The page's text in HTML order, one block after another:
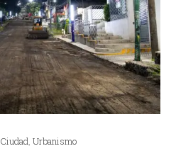
Ciudad,Urbanismo